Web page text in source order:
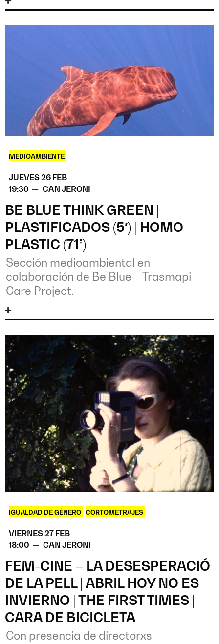
MEDIOAMBIENTE
JUEVES 26 FEB
19:30 — CAN JERONI
BE BLUE THINK GREEN |
PLASTIFICADOS (5′) | HOMO
PLASTIC (71’)
Sección medioambiental en
colaboración de Be Blue – Trasmapi
Care Project.
IGUALDAD DE GÉNERO CORTOMETRAJES
VIERNES 27 FEB
18:00 — CAN JERONI
FEM-CINE – LA DESESPERACIÓ
DE LA PELL | ABRIL HOY NO ES
INVIERNO | THE FIRST TIMES |
CARA DE BICICLETA
Con presencia de directorxs